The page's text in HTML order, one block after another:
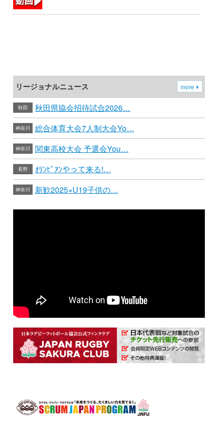
リージョナルニュース more
秋田 秋田県協会招待試合2026…
神奈川 総合体育大会7人制大会Yo…
神奈川 関東高校大会 予選会You…
長野 ｵﾘﾝﾋﾟｱﾝやって来る!…
神奈川 新歓2025×U19子供の…